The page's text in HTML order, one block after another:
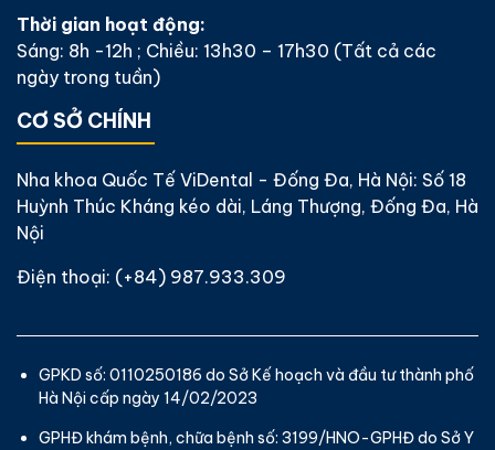
Thời gian hoạt động:
Sáng: 8h -12h ; Chiều: 13h30 – 17h30 (Tất cả các
ngày trong tuần)
CƠ SỞ CHÍNH
Nha khoa Quốc Tế ViDental - Đống Đa, Hà Nội: Số 18
Huỳnh Thúc Kháng kéo dài, Láng Thượng, Đống Đa, Hà
Nội
Điện thoại: (+84) 987.933.309
GPKD số: 0110250186 do Sở Kế hoạch và đầu tư thành phố
Hà Nội cấp ngày 14/02/2023
GPHĐ khám bệnh, chữa bệnh số: 3199/HNO-GPHĐ do Sở Y